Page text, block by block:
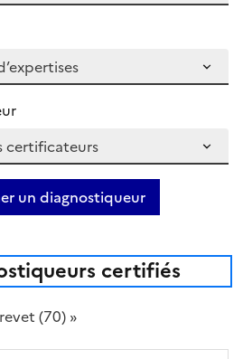
un diagnostiqueur
certifiés
(70) »